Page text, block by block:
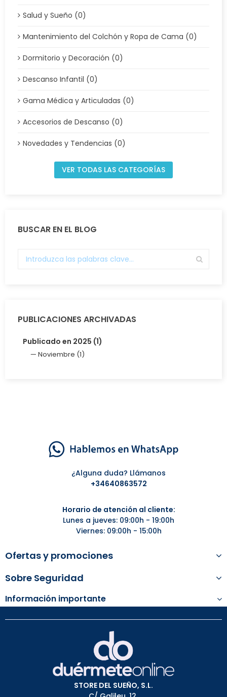
Salud y Sueño (0)
Mantenimiento del Colchón y Ropa de Cama (0)
Dormitorio y Decoración (0)
Descanso Infantil (0)
Gama Médica y Articuladas (0)
Accesorios de Descanso (0)
Novedades y Tendencias (0)
VER TODAS LAS CATEGORÍAS
BUSCAR EN EL BLOG
PUBLICACIONES ARCHIVADAS
Publicado en 2025 (1)
Noviembre (1)
¿Alguna duda? Llámanos
+34640863572
Horario de atención al cliente:
Lunes a jueves: 09:00h - 19:00h
Viernes: 09:00h - 15:00h
Ofertas y promociones
Sobre Seguridad
Información importante
STORE DEL SUEÑO, S.L.